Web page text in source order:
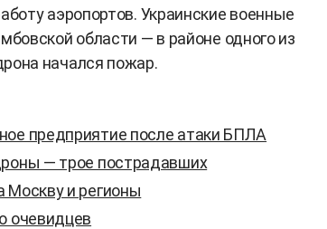
аэропортов. Украинские военные
области — в районе одного из
начался пожар.
предприятие после атаки БПЛА
— трое пострадавших
Москву и регионы
очевидцев